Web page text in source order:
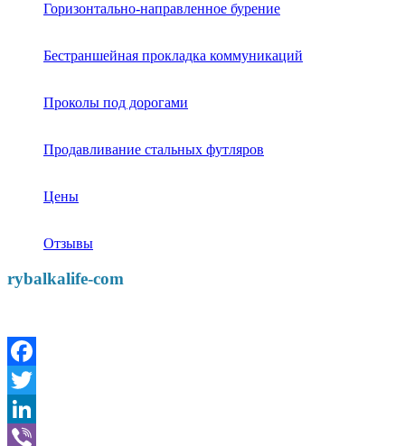
Горизонтально-направленное бурение
Бестраншейная прокладка коммуникаций
Проколы под дорогами
Продавливание стальных футляров
Цены
Отзывы
rybalkalife-com
Facebook
Twitter
LinkedIn